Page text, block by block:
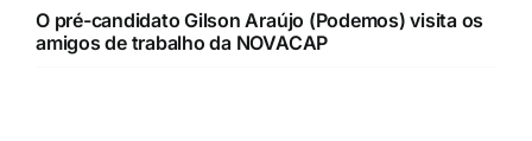
O pré-candidato Gilson Araújo (Podemos) visita os
amigos de trabalho da NOVACAP